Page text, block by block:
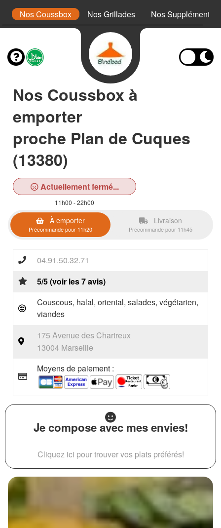
Nos Coussbox Nos Grillades Nos Suppléments
Nos Coussbox à
emporter
proche Plan de Cuques
(13380)
Actuellement fermé...
11h00 - 22h00
À emporter
Précommande pour 11h20
Livraison
Précommande pour 11h45
04.91.50.32.71
5/5 (voir les 7 avis)
Couscous, halal, oriental, salades, végétarien,
viandes
175 Avenue des Chartreux
13004 Marseille
Moyens de paiement :
Je compose avec mes envies!
Cliquez ici pour trouver vos plats préférés!